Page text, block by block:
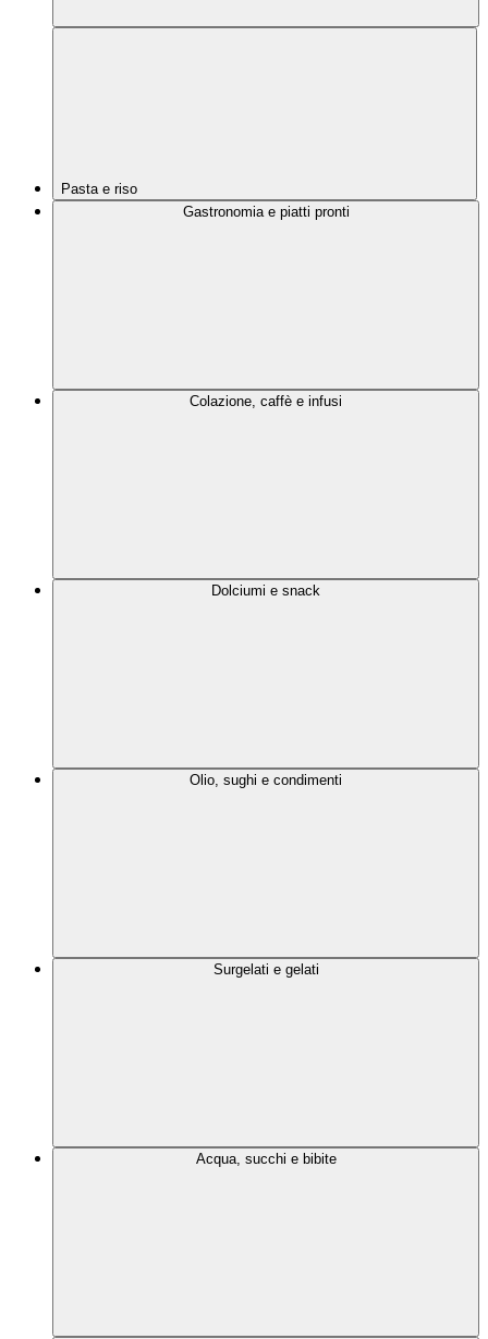
Pasta e riso
Gastronomia e piatti pronti
Colazione, caffè e infusi
Dolciumi e snack
Olio, sughi e condimenti
Surgelati e gelati
Acqua, succhi e bibite